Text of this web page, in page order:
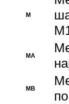
M
MA
MB